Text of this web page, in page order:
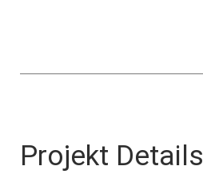
Projekt Details